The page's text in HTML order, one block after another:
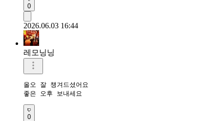
0
2026.06.03 16:44
레모닝닝
올오 잘 챙겨드셨어요
좋은 오후 보내세요
0